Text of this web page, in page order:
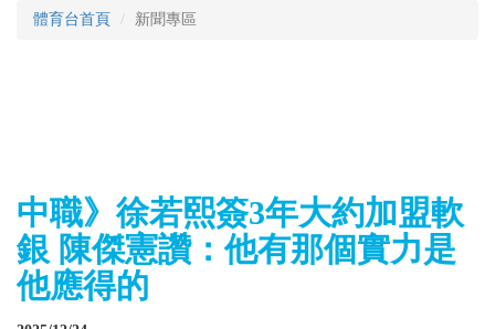
體育台首頁 新聞專區
中職》徐若熙簽3年大約加盟軟
銀 陳傑憲讚：他有那個實力是
他應得的